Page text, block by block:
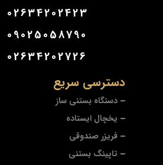
دسترسی سریع
دستگاه بستنی ساز
یخچال ایستاده
فریزر صندوقی
تاپینگ بستنی
02634202423
09025058790
02634202726